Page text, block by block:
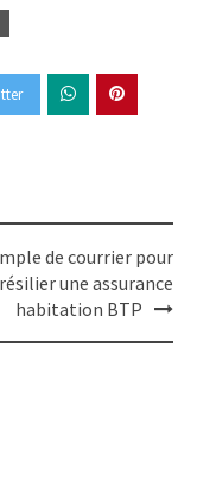
de courrier pour
résilier une assurance
habitation BTP